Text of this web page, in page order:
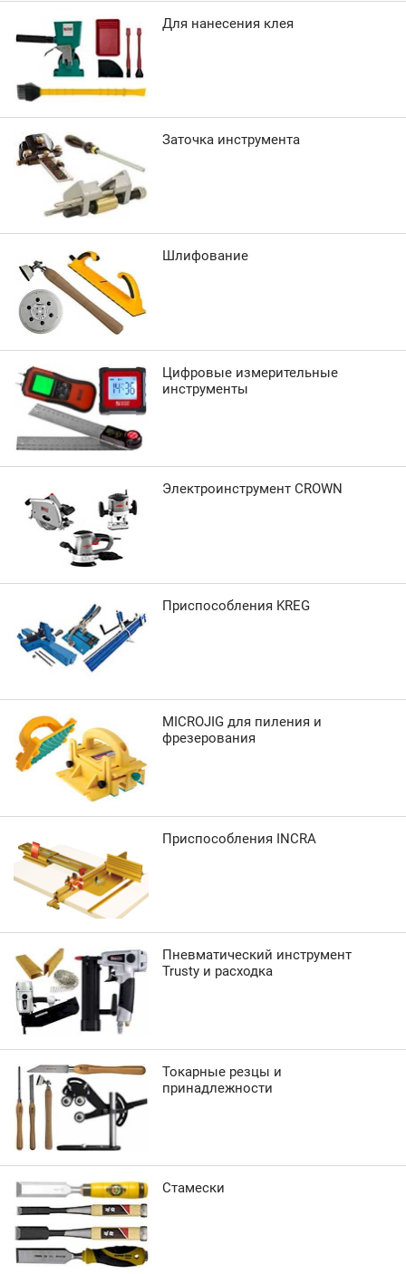
Для нанесения клея
Заточка инструмента
Шлифование
Цифровые измерительные
инструменты
Электроинструмент CROWN
Приспособления KREG
MICROJIG для пиления и
фрезерования
Приспособления INCRA
Пневматический инструмент
Trusty и расходка
Токарные резцы и
принадлежности
Стамески